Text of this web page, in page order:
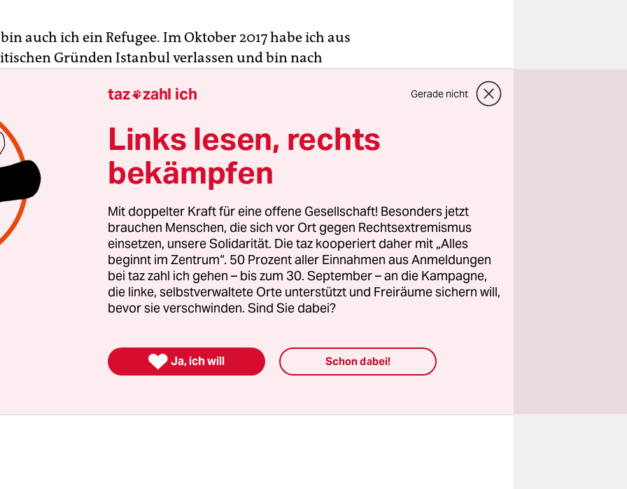
auch ich ein Refugee. Im Oktober 2017 habe ich aus
Gründen Istanbul verlassen und bin nach
die Traumata der Vergangenheit und all meine
einer neuen Reise, mit einer Menge Fragezeichen,
und Ängsten im Kopf. Ich habe mein Leben lang
wieder von vorne zu beginnen. Es wurde regelrecht zur
mich, immer wieder von null anzufangen.
taz zahl ich Gerade nicht
Links lesen, rechts
bekämpfen
Mit doppelter Kraft für eine offene Gesellschaft! Besonders jetzt
brauchen Menschen, die sich vor Ort gegen Rechtsextremismus
einsetzen, unsere Solidarität. Die taz kooperiert daher mit „Alles
beginnt im Zentrum“. 50 Prozent aller Einnahmen aus Anmeldungen
bei taz zahl ich gehen – bis zum 30. September – an die Kampagne,
die linke, selbstverwaltete Orte unterstützt und Freiräume sichern will,
bevor sie verschwinden. Sind Sie dabei?
 Ja, ich will Schon dabei!